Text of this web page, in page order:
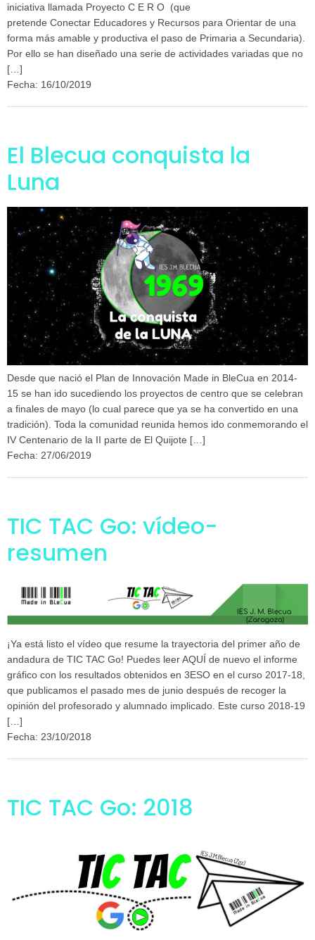
iniciativa llamada Proyecto C E R O (que
pretende Conectar Educadores y Recursos para Orientar de una
forma más amable y productiva el paso de Primaria a Secundaria).
Por ello se han diseñado una serie de actividades variadas que no
[…]
Fecha: 16/10/2019
El Blecua conquista la
Luna
Desde que nació el Plan de Innovación Made in BleCua en 2014-
15 se han ido sucediendo los proyectos de centro que se celebran
a finales de mayo (lo cual parece que ya se ha convertido en una
tradición). Toda la comunidad reunida hemos ido conmemorando el
IV Centenario de la II parte de El Quijote […]
Fecha: 27/06/2019
TIC TAC Go: vídeo-
resumen
¡Ya está listo el vídeo que resume la trayectoria del primer año de
andadura de TIC TAC Go! Puedes leer AQUÍ de nuevo el informe
gráfico con los resultados obtenidos en 3ESO en el curso 2017-18,
que publicamos el pasado mes de junio después de recoger la
opinión del profesorado y alumnado implicado. Este curso 2018-19
[…]
Fecha: 23/10/2018
TIC TAC Go: 2018